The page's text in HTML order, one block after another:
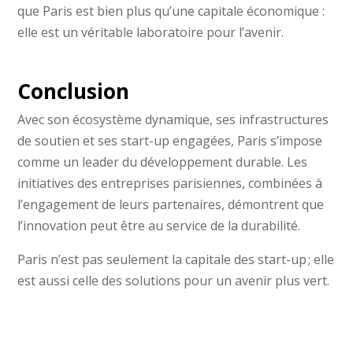
que Paris est bien plus qu’une capitale économique :
elle est un véritable laboratoire pour l’avenir.
Conclusion
Avec son écosystème dynamique, ses infrastructures
de soutien et ses start-up engagées, Paris s’impose
comme un leader du développement durable. Les
initiatives des entreprises parisiennes, combinées à
l’engagement de leurs partenaires, démontrent que
l’innovation peut être au service de la durabilité.
Paris n’est pas seulement la capitale des start-up ; elle
est aussi celle des solutions pour un avenir plus vert.